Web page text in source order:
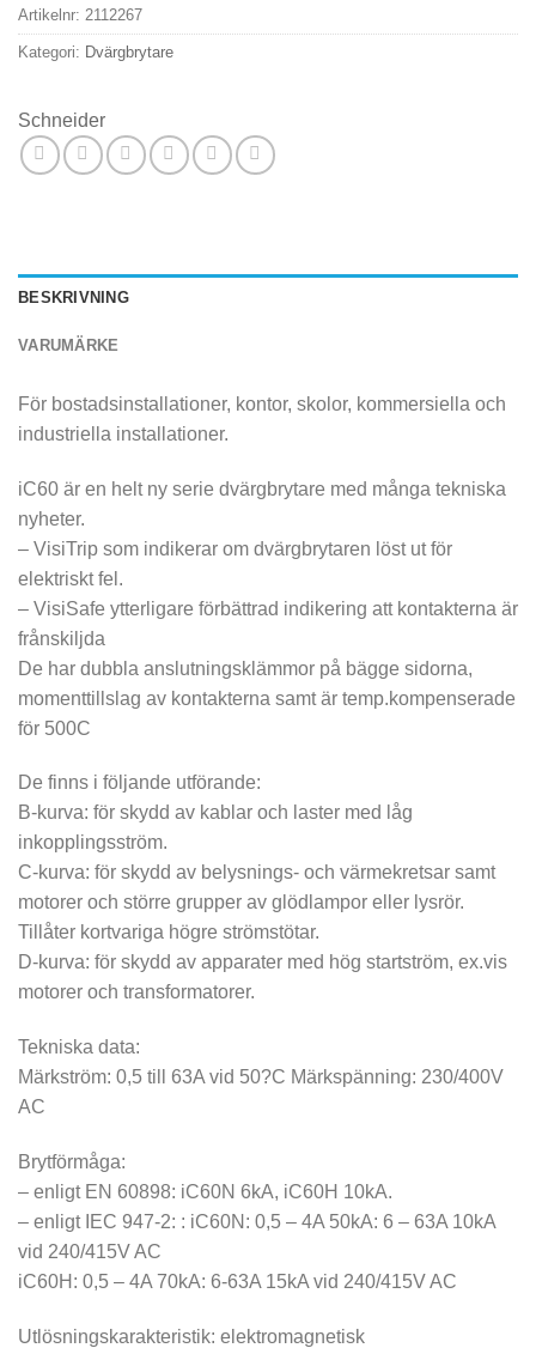
Artikelnr: 2112267
Kategori: Dvärgbrytare
Schneider
BESKRIVNING
VARUMÄRKE
För bostadsinstallationer, kontor, skolor, kommersiella och
industriella installationer.
iC60 är en helt ny serie dvärgbrytare med många tekniska
nyheter.
– VisiTrip som indikerar om dvärgbrytaren löst ut för
elektriskt fel.
– VisiSafe ytterligare förbättrad indikering att kontakterna är
frånskiljda
De har dubbla anslutningsklämmor på bägge sidorna,
momenttillslag av kontakterna samt är temp.kompenserade
för 500C
De finns i följande utförande:
B-kurva: för skydd av kablar och laster med låg
inkopplingsström.
C-kurva: för skydd av belysnings- och värmekretsar samt
motorer och större grupper av glödlampor eller lysrör.
Tillåter kortvariga högre strömstötar.
D-kurva: för skydd av apparater med hög startström, ex.vis
motorer och transformatorer.
Tekniska data:
Märkström: 0,5 till 63A vid 50?C Märkspänning: 230/400V
AC
Brytförmåga:
– enligt EN 60898: iC60N 6kA, iC60H 10kA.
– enligt IEC 947-2: : iC60N: 0,5 – 4A 50kA: 6 – 63A 10kA
vid 240/415V AC
iC60H: 0,5 – 4A 70kA: 6-63A 15kA vid 240/415V AC
Utlösningskarakteristik: elektromagnetisk